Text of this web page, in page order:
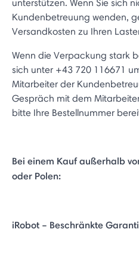
unterstützen. Wenn Sie sich
Kundenbetreuung wenden,
Versandkosten zu Ihren
Wenn die Verpackung stark
sich unter +43 720 116671
Mitarbeiter der
Gespräch mit dem
bitte Ihre Bestellnummer
Bei einem Kauf außerhalb
oder Polen:
iRobot – Beschränkte